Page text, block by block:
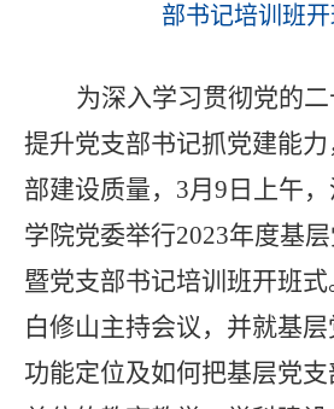
部书记培训班
为深入学习贯彻党的
提升党支部书记抓党建能
部建设质量， 3月 9 日上午
学院党委举行2023年度基
暨党支部书记培训班开班
白修山主持会议，并就基层
功能定位及如何把基层党